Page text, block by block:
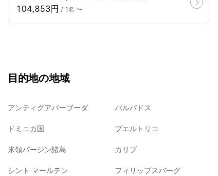
104,853円 / 1名 〜
目的地の地域
アンティグアバーブーダ バルバドス
ドミニカ国 プエルトリコ
米領バージン諸島 カリブ
シント マールテン フィリップスバーグ